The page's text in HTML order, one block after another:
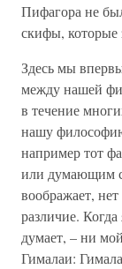
Пифагора не
скифы, которые
Здесь мы
между нашей
в течение
нашу
например тот
или думающим
воображает,
различие.
думает, – ни
Гималаи: